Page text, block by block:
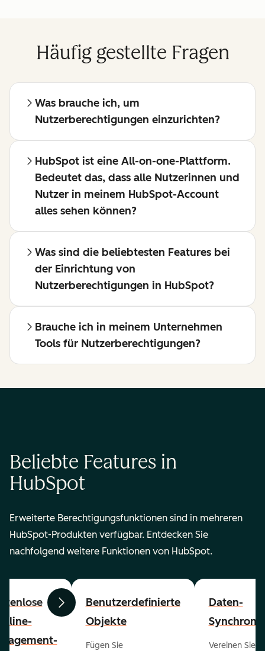
Häufig gestellte Fragen
Was brauche ich, um
Nutzerberechtigungen einzurichten?
HubSpot ist eine All-on-one-Plattform.
Bedeutet das, dass alle Nutzerinnen und
Nutzer in meinem HubSpot-Account
alles sehen können?
Was sind die beliebtesten Features bei
der Einrichtung von
Nutzerberechtigungen in HubSpot?
Brauche ich in meinem Unternehmen
Tools für Nutzerberechtigungen?
Beliebte Features in
HubSpot
Erweiterte Berechtigungsfunktionen sind in mehreren
HubSpot-Produkten verfügbar. Entdecken Sie
nachfolgend weitere Funktionen von HubSpot.
ZurückWeiterBenutzerdefinierte
Objekte
Fügen Sie
Daten-
Vereinen Sie